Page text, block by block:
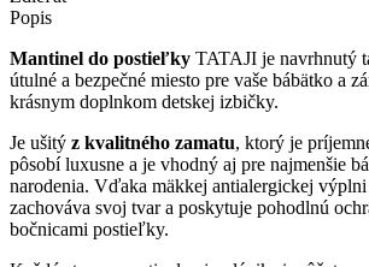
180
cm
|
HLADKÝ
-
ŠTRUKTÚROVANÝ
ZAMAT
Popis
Mantinel do postieľky TATAJI je navrhnutý
útulné a bezpečné miesto pre vaše bábätko a
krásnym doplnkom detskej izbičky.
Je ušitý z kvalitného zamatu, ktorý je
pôsobí luxusne a je vhodný aj pre najmenšie
narodenia. Vďaka mäkkej antialergickej výplni
zachováva svoj tvar a poskytuje pohodlnú
bočnicami postieľky.